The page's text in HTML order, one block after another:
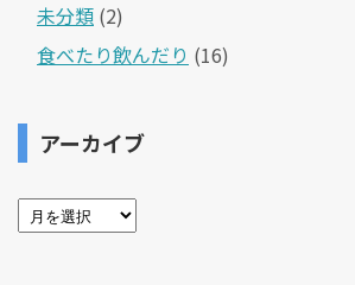
未分類 (2)
食べたり飲んだり (16)
アーカイブ